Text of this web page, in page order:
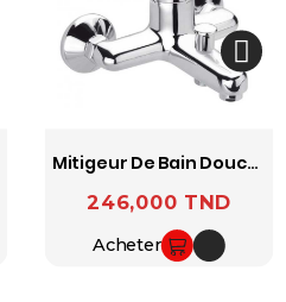
Mitigeur De Bain Douche Djerba SOPAL
Prix
246,000 TND
Acheter